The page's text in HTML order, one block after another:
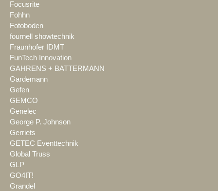
Focusrite
Fohhn
Fotoboden
fournell showtechnik
Fraunhofer IDMT
FunTech Innovation
GAHRENS + BATTERMANN
Gardemann
Gefen
GEMCO
Genelec
George P. Johnson
Gerriets
GETEC Eventtechnik
Global Truss
GLP
GO4IT!
Grandel